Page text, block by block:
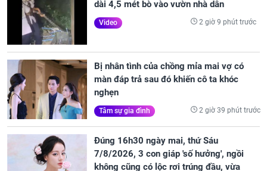
dài 4,5 mét bò vào vườn nhà dân
Video 2 giờ 9 phút trước
Bị nhân tình của chồng mỉa mai vợ có
màn đáp trả sau đó khiến cô ta khóc
nghẹn
Tâm sự gia đình 2 giờ 39 phút trước
Đúng 16h30 ngày mai, thứ Sáu
7/8/2026, 3 con giáp 'số hưởng', ngồi
không cũng có lộc rơi trúng đầu, vừa